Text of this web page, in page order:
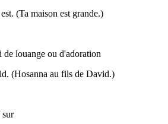
(Ta maison est grande.)
de louange ou d'adoration
(Hosanna au fils de David.)
sur